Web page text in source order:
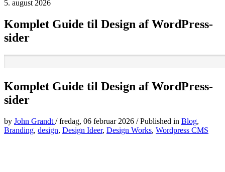
5. august 2026
Komplet Guide til Design af WordPress-
sider
Komplet Guide til Design af WordPress-
sider
by John Grandt /fredag, 06 februar 2026 /Published in Blog,
Branding, design, Design Ideer, Design Works, Wordpress CMS